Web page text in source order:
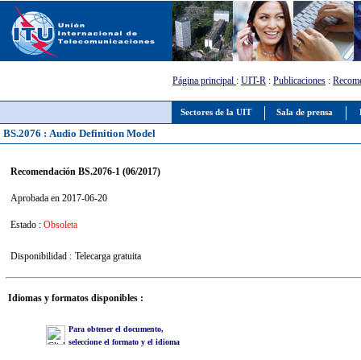
Sectores de la UIT Sala de prensa
Página principal : UIT-R : Publicaciones :
BS.2076 : Audio Definition Model
Recomendación BS.2076-1 (06/2017)
Aprobada en 2017-06-20
Estado : Obsoleta
Disponibilidad : Telecarga gratuita
Idiomas y formatos disponibles :
Para obtener el documento,
seleccione el formato y el idioma